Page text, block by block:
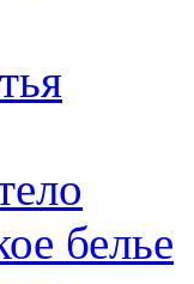
белье